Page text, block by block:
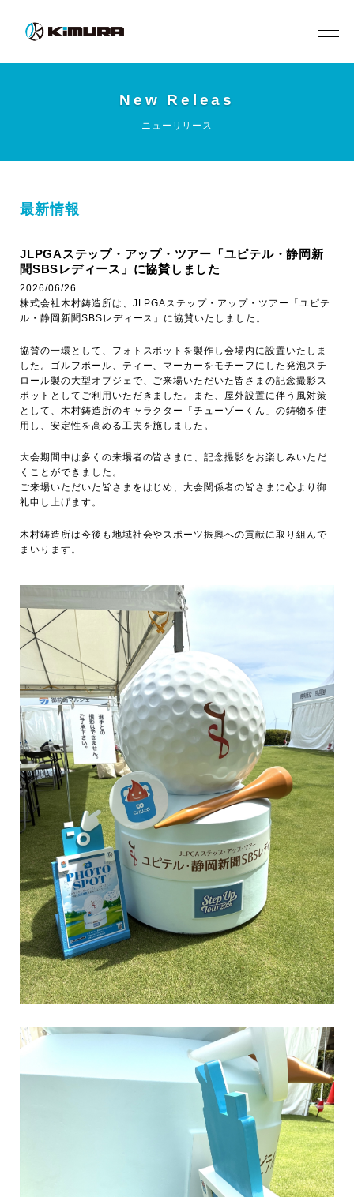
New Releas
ニューリリース
最新情報
JLPGAステップ・アップ・ツアー「ユピテル・静岡新
聞SBSレディース」に協賛しました
2026/06/26
株式会社木村鋳造所は、JLPGAステップ・アップ・ツアー「ユピテ
ル・静岡新聞SBSレディース」に協賛いたしました。
協賛の一環として、フォトスポットを製作し会場内に設置いたしま
した。ゴルフボール、ティー、マーカーをモチーフにした発泡スチ
ロール製の大型オブジェで、ご来場いただいた皆さまの記念撮影ス
ポットとしてご利用いただきました。また、屋外設置に伴う風対策
として、木村鋳造所のキャラクター「チューゾーくん」の鋳物を使
用し、安定性を高める工夫を施しました。
大会期間中は多くの来場者の皆さまに、記念撮影をお楽しみいただ
くことができました。
ご来場いただいた皆さまをはじめ、大会関係者の皆さまに心より御
礼申し上げます。
木村鋳造所は今後も地域社会やスポーツ振興への貢献に取り組んで
まいります。